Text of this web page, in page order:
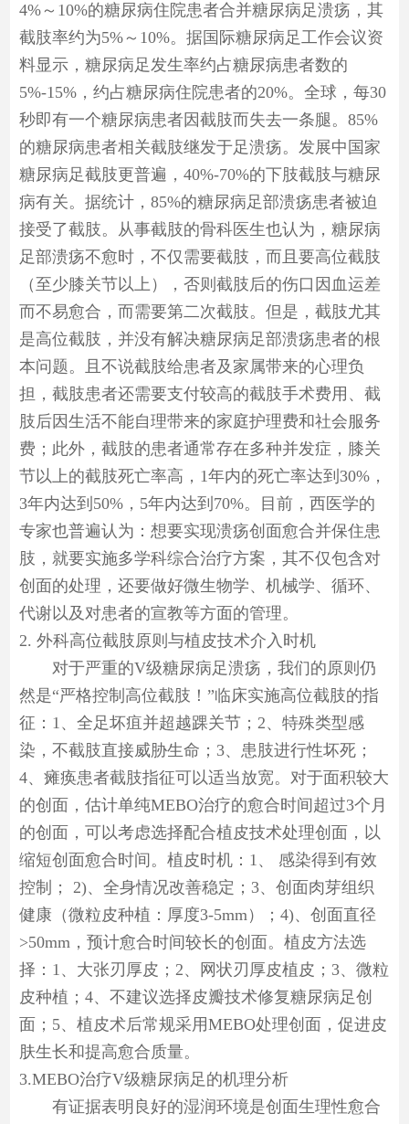
4%～10%的糖尿病住院患者合并糖尿病足溃疡，其
截肢率约为5%～10%。据国际糖尿病足工作会议资
料显示，糖尿病足发生率约占糖尿病患者数的
5%-15%，约占糖尿病住院患者的20%。全球，每30
秒即有一个糖尿病患者因截肢而失去一条腿。85%
的糖尿病患者相关截肢继发于足溃疡。发展中国家
糖尿病足截肢更普遍，40%-70%的下肢截肢与糖尿
病有关。据统计，85%的糖尿病足部溃疡患者被迫
接受了截肢。从事截肢的骨科医生也认为，糖尿病
足部溃疡不愈时，不仅需要截肢，而且要高位截肢
（至少膝关节以上），否则截肢后的伤口因血运差
而不易愈合，而需要第二次截肢。但是，截肢尤其
是高位截肢，并没有解决糖尿病足部溃疡患者的根
本问题。且不说截肢给患者及家属带来的心理负
担，截肢患者还需要支付较高的截肢手术费用、截
肢后因生活不能自理带来的家庭护理费和社会服务
费；此外，截肢的患者通常存在多种并发症，膝关
节以上的截肢死亡率高，1年内的死亡率达到30%，
3年内达到50%，5年内达到70%。目前，西医学的
专家也普遍认为：想要实现溃疡创面愈合并保住患
肢，就要实施多学科综合治疗方案，其不仅包含对
创面的处理，还要做好微生物学、机械学、循环、
代谢以及对患者的宣教等方面的管理。
2. 外科高位截肢原则与植皮技术介入时机
对于严重的V级糖尿病足溃疡，我们的原则仍
然是“严格控制高位截肢！”临床实施高位截肢的指
征：1、全足坏疽并超越踝关节；2、特殊类型感
染，不截肢直接威胁生命；3、患肢进行性坏死；
4、瘫痪患者截肢指征可以适当放宽。对于面积较大
的创面，估计单纯MEBO治疗的愈合时间超过3个月
的创面，可以考虑选择配合植皮技术处理创面，以
缩短创面愈合时间。植皮时机：1、 感染得到有效
控制； 2)、全身情况改善稳定；3、创面肉芽组织
健康（微粒皮种植：厚度3-5mm）；4)、创面直径
>50mm，预计愈合时间较长的创面。植皮方法选
择：1、大张刃厚皮；2、网状刃厚皮植皮；3、微粒
皮种植；4、不建议选择皮瓣技术修复糖尿病足创
面；5、植皮术后常规采用MEBO处理创面，促进皮
肤生长和提高愈合质量。
3.MEBO治疗V级糖尿病足的机理分析
有证据表明良好的湿润环境是创面生理性愈合